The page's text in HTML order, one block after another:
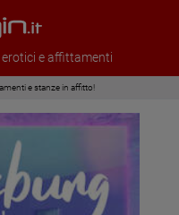
erotici e affittamenti
e stanze in affitto!